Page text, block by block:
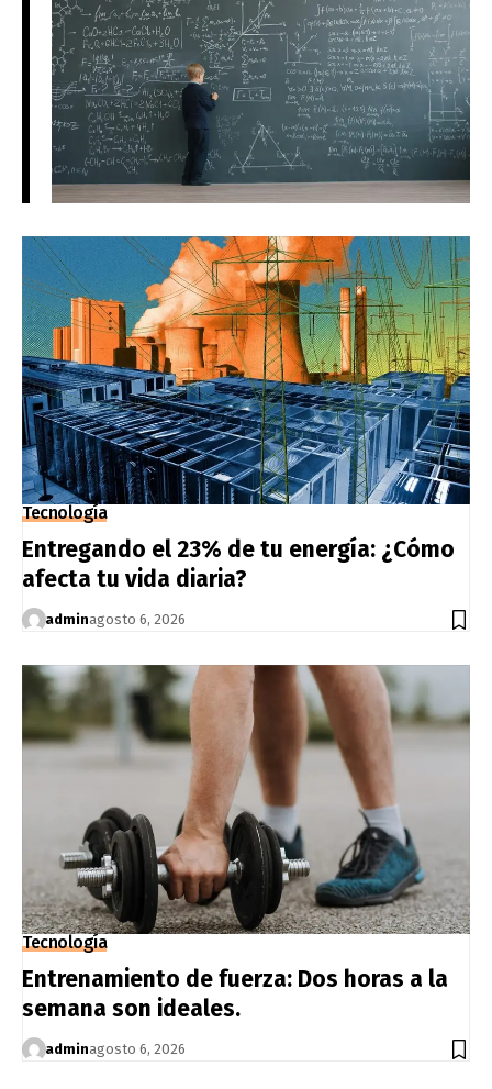
Tecnología
Entregando el 23% de tu energía: ¿Cómo
afecta tu vida diaria?
adminagosto 6, 2026
Tecnología
Entrenamiento de fuerza: Dos horas a la
semana son ideales.
adminagosto 6, 2026